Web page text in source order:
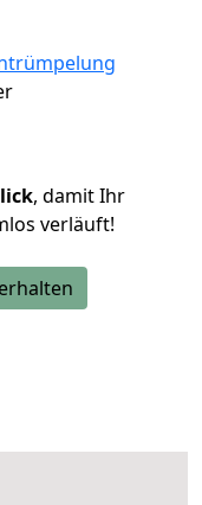
, damit Ihr
verläuft!